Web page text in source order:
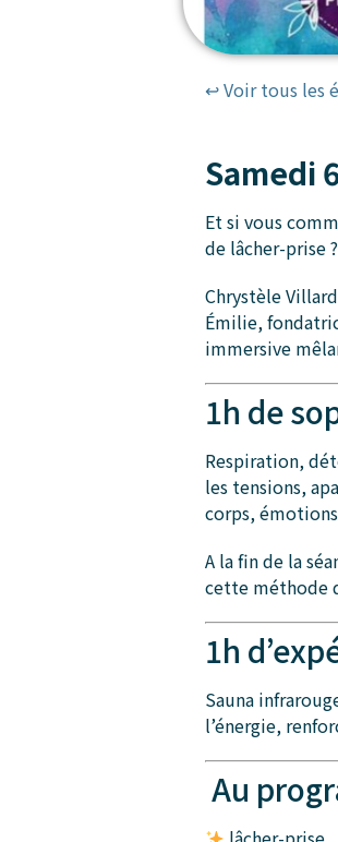
↩ Voir tous les
Samedi
Et si vous
de lâcher-prise ?
Chrystèle
Émilie,
immersive
1h de
Respiration,
les tensions,
corps,
A la fin de la
cette méthode
1h
Sauna
l’énergie,
Au